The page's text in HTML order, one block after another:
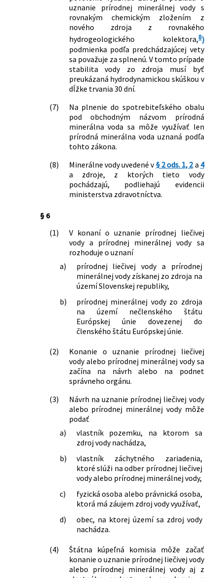
ochranných pásmach prírodných
minerálnych zdrojov v Lipovciach
142/2023 Z. z.
Vyhláška Ministerstva zdravotníctva
Slovenskej republiky, ktorou sa mení a
dopĺňa vyhláška Ministerstva
zdravotníctva Slovenskej republiky č.
79/2022 Z. z., ktorou sa ustanovujú
ochranné pásma prírodných liečivých
zdrojov a prírodných minerálnych
zdrojov v Rajeckých Tepliciach a druhy
zakázaných činností v ochranných
pásmach prírodných liečivých zdrojov a
prírodných minerálnych zdrojov v
Rajeckých Tepliciach
Slovenskej republiky, ktorou sa
ustanovujú ochranné pásma
prírodného liečivého zdroja v Čilistove
a druhy zakázaných činností v
35/2025 Z. z.
Vyhláška Ministerstva zdravotníctva
Slovenskej republiky, ktorou sa
ustanovujú ochranné pásma prírodných
liečivých zdrojov v Dudinciach a
prírodných minerálnych zdrojov v
Santovke a v Slatine a druhy
zakázaných činností v ochranných
pásmach prírodných liečivých zdrojov v
Dudinciach a prírodných minerálnych
zdrojov v Santovke a v Slatine
Slovenskej republiky, ktorou sa zrušuje
vyhláška Ministerstva zdravotníctva
Slovenskej republiky č. 35/2025 Z. z.,
ktorou sa ustanovujú ochranné pásma
prírodných liečivých zdrojov v
Dudinciach a prírodných minerálnych
zdrojov v Santovke a v Slatine a druhy
pásmach prírodných liečivých zdrojov v
Dudinciach a prírodných minerálnych
zdrojov v Santovke a v Slatine
uznanie prírodnej minerálnej vody s
rovnakým chemickým zložením z
nového zdroja z rovnakého
hydrogeologického kolektora,8)
podmienka podľa predchádzajúcej vety
sa považuje za splnenú. V tomto prípade
stabilita vody zo zdroja musí byť
preukázaná hydrodynamickou skúškou v
dĺžke trvania 30 dní.
(7)
Na plnenie do spotrebiteľského obalu
pod obchodným názvom prírodná
minerálna voda sa môže využívať len
prírodná minerálna voda uznaná podľa
tohto zákona.
(8)
Minerálne vody uvedené v§ 2 ods. 1, 2a 4
a zdroje, z ktorých tieto vody
pochádzajú, podliehajú evidencii
ministerstva zdravotníctva.
§ 6
(1)
V konaní o uznanie prírodnej liečivej
vody a prírodnej minerálnej vody sa
rozhoduje o uznaní
a)
prírodnej liečivej vody a prírodnej
minerálnej vody získanej zo zdroja na
území Slovenskej republiky,
b)
prírodnej minerálnej vody zo zdroja
na území nečlenského štátu
Európskej únie dovezenej do
členského štátu Európskej únie.
(2)
Konanie o uznanie prírodnej liečivej
vody alebo prírodnej minerálnej vody sa
začína na návrh alebo na podnet
správneho orgánu.
(3)
Návrh na uznanie prírodnej liečivej vody
alebo prírodnej minerálnej vody môže
podať
a)
vlastník pozemku, na ktorom sa
zdroj vody nachádza,
b)
vlastník záchytného zariadenia,
ktoré slúži na odber prírodnej liečivej
vody alebo prírodnej minerálnej vody,
c)
fyzická osoba alebo právnická osoba,
ktorá má záujem zdroj vody využívať,
d)
obec, na ktorej území sa zdroj vody
nachádza.
(4)
Štátna kúpeľná komisia môže začať
konanie o uznanie prírodnej liečivej vody
alebo prírodnej minerálnej vody aj z